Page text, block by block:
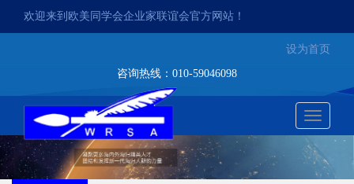
欢迎来到欧美同学会企业家联谊会官方网站！
设为首页
咨询热线：010-59046098
切
换